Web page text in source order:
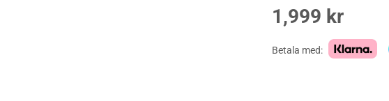
1,999 kr
Betala med: